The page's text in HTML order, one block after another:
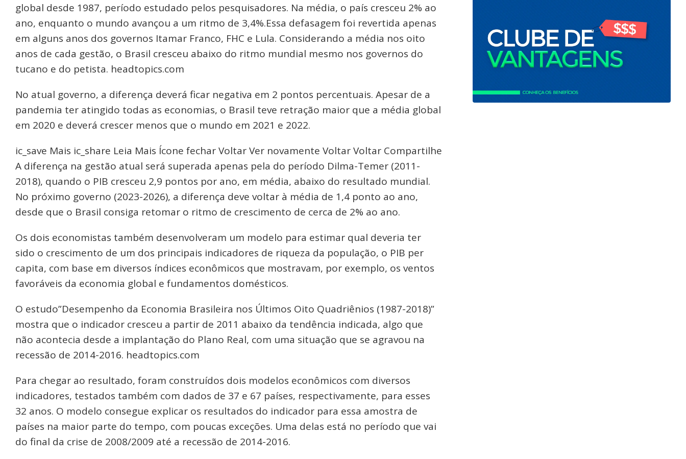
global desde 1987, período estudado pelos pesquisadores. Na média, o país cresceu 2% ao
ano, enquanto o mundo avançou a um ritmo de 3,4%.Essa defasagem foi revertida apenas
em alguns anos dos governos Itamar Franco, FHC e Lula. Considerando a média nos oito
anos de cada gestão, o Brasil cresceu abaixo do ritmo mundial mesmo nos governos do
tucano e do petista. headtopics.com
No atual governo, a diferença deverá ficar negativa em 2 pontos percentuais. Apesar de a
pandemia ter atingido todas as economias, o Brasil teve retração maior que a média global
em 2020 e deverá crescer menos que o mundo em 2021 e 2022.
ic_save Mais ic_share Leia Mais Ícone fechar Voltar Ver novamente Voltar Voltar Compartilhe
A diferença na gestão atual será superada apenas pela do período Dilma-Temer (2011-
2018), quando o PIB cresceu 2,9 pontos por ano, em média, abaixo do resultado mundial.
No próximo governo (2023-2026), a diferença deve voltar à média de 1,4 ponto ao ano,
desde que o Brasil consiga retomar o ritmo de crescimento de cerca de 2% ao ano.
Os dois economistas também desenvolveram um modelo para estimar qual deveria ter
sido o crescimento de um dos principais indicadores de riqueza da população, o PIB per
capita, com base em diversos índices econômicos que mostravam, por exemplo, os ventos
favoráveis da economia global e fundamentos domésticos.
O estudo”Desempenho da Economia Brasileira nos Últimos Oito Quadriênios (1987-2018)”
mostra que o indicador cresceu a partir de 2011 abaixo da tendência indicada, algo que
não acontecia desde a implantação do Plano Real, com uma situação que se agravou na
recessão de 2014-2016. headtopics.com
Para chegar ao resultado, foram construídos dois modelos econômicos com diversos
indicadores, testados também com dados de 37 e 67 países, respectivamente, para esses
32 anos. O modelo consegue explicar os resultados do indicador para essa amostra de
países na maior parte do tempo, com poucas exceções. Uma delas está no período que vai
do final da crise de 2008/2009 até a recessão de 2014-2016.